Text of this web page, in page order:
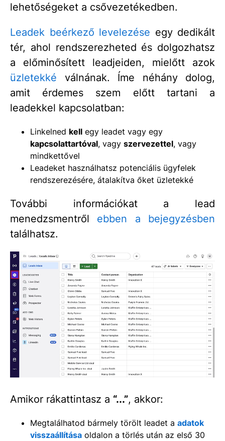
lehetőségeket a csővezetékedben.
Leadek beérkező levelezése egy dedikált
tér, ahol rendszerezheted és dolgozhatsz
a előminősített leadjeiden, mielőtt azok
üzletekké válnának. Íme néhány dolog,
amit érdemes szem előtt tartani a
leadekkel kapcsolatban:
Linkelned kell egy leadet vagy egy
kapcsolattartóval, vagy szervezettel, vagy
mindkettővel
Leadeket használhatsz potenciális ügyfelek
rendszerezésére, átalakítva őket üzletekké
További információkat a lead
menedzsmentről ebben a bejegyzésben
találhatsz.
Amikor rákattintasz a “...”, akkor:
Megtalálhatod bármely törölt leadet a adatok
visszaállítása oldalon a törlés után az első 30